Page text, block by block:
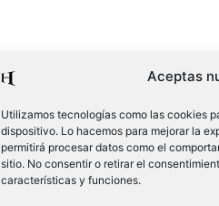
Aceptas
Utilizamos tecnologías como las cookies
dispositivo. Lo hacemos para mejorar la
permitirá procesar datos como el
sitio. No consentir o retirar el
características y funciones.